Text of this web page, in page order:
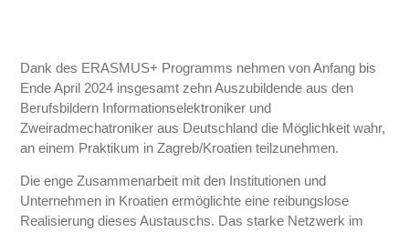
Dank des ERASMUS+ Programms nehmen von Anfang bis
Ende April 2024 insgesamt zehn Auszubildende aus den
Berufsbildern Informationselektroniker und
Zweiradmechatroniker aus Deutschland die Möglichkeit wahr,
an einem Praktikum in Zagreb/Kroatien teilzunehmen.
Die enge Zusammenarbeit mit den Institutionen und
Unternehmen in Kroatien ermöglichte eine reibungslose
Realisierung dieses Austauschs. Das starke Netzwerk im